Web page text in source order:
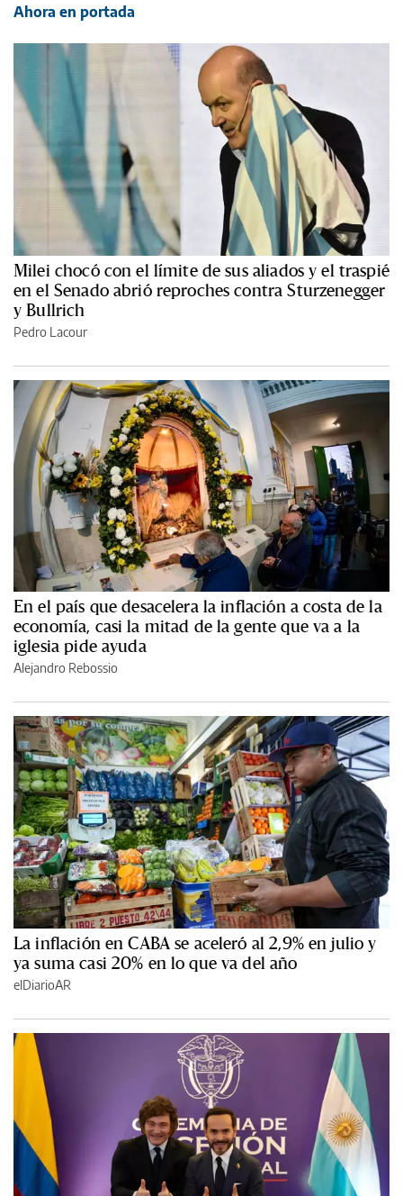
Ahora en portada
Milei chocó con el límite de sus aliados y el traspié
en el Senado abrió reproches contra Sturzenegger
y Bullrich
Pedro Lacour
En el país que desacelera la inflación a costa de la
economía, casi la mitad de la gente que va a la
iglesia pide ayuda
Alejandro Rebossio
La inflación en CABA se aceleró al 2,9% en julio y
ya suma casi 20% en lo que va del año
elDiarioAR